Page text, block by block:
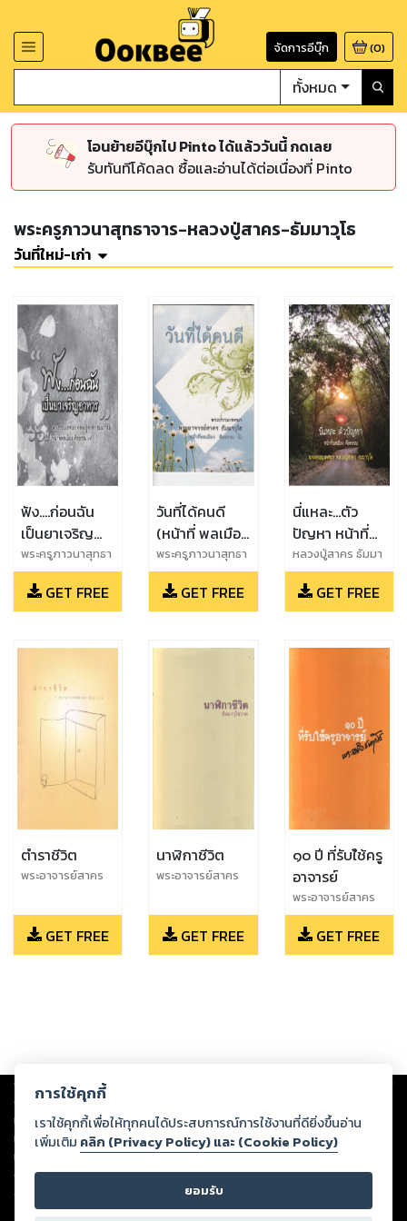
จัดการอีบุ๊ก (0)
ทั้งหมด
โอนย้ายอีบุ๊กไป Pinto ได้แล้ววันนี้ กดเลย
รับทันทีโค้ดลด ซื้อและอ่านได้ต่อเนื่องที่ Pinto
พระครูภาวนาสุทธาจาร-หลวงปู่สาคร-ธัมมาวุโธ
วันที่ใหม่-เก่า
ฟัง....ก่อนฉัน
เป็นยาเจริญ
อาหาร
พระครูภาวนาสุทธา
จาร (หลวงปู่สาคร
ธัมมาวุโธ)GET FREE
วันที่ได้คนดี
(หน้าที่ พลเมือง
ศีลธรรม ๖)
พระครูภาวนาสุทธา
จาร (หลวงปู่สาคร
ธัมมาวุโธ)GET FREE
นี่แหละ...ตัว
ปัญหา หน้าที่
พลเมือง ศีล
ธรรม
หลวงปู่สาคร ธัมมา
วุโธ,พระครูภาวนา
สุทธาจาร (หลวงปู่
สาคร ธัมมาวุโธ)
GET FREE
ตำราชีวิต
พระอาจารย์สาคร
ภาวนาสุทธาจาร
(หลวงปู่สาคร ธัมมา
วุโธ)
GET FREE
นาฬิกาชีวิต
พระอาจารย์สาคร
ภาวนาสุทธาจาร
(หลวงปู่สาคร ธัมมา
วุโธ)
GET FREE
๑๐ ปี ที่รับใ้ช้ครู
อาจารย์
พระอาจารย์สาคร
ธัมมาวุโธ,พระครู
ภาวนาสุทธาจาร
(หลวงปู่สาคร ธัมมา
GET FREE
Copyright © 2026
ต่อผลงานหรือเนื้อหาใดที่อัปโหลดผ่านเว็บไซต์และปรากฏว่าละเมิดสิทธิใน
ทรัพย์สินทางปัญญาของบุคคลอื่นหรือขัดต่อกฎหมายและศีลธรรม ดังนั้น ผู้อ่าน
ทุกท่านโปรดใช้วิจารณญาณในการกลั่นกรองด้วยตนเอง และหากท่านพบว่าส่วน
หนึ่งส่วนใดขัดต่อกฎหมายและศีลธรรม กรุณาแจ้งมายังบริษัท เพื่อทีมงานจะได้
ดำเนินการในทันที ทั้งนี้ ทางสตอรี่ล็อกขอสงวนลิขสิทธิ์ตามพระราชบัญญัติ
ลิขสิทธิ์ พ.ศ. 2537 (ฉบับล่าสุด)
การใช้คุกกี้
เราใช้คุกกี้เพื่อให้ทุกคนได้ประสบการณ์การใช้งานที่ดียิ่งขึ้นอ่าน
เพิ่มเติม คลิก (Privacy Policy) และ (Cookie Policy)
ยอมรับ